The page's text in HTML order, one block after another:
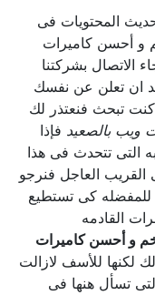
المحتويات فى
أحسن كاميرات
بشركتنا
ان تعلن عن نفسك
تبحث فنعتذر لك
بالصعيدفإذا
تتحدث فى هذا
العاجل فنرجو
كى تستطيع
القادمه
و أحسن كاميرات
للأسف لازالت
تسأل هنها فى